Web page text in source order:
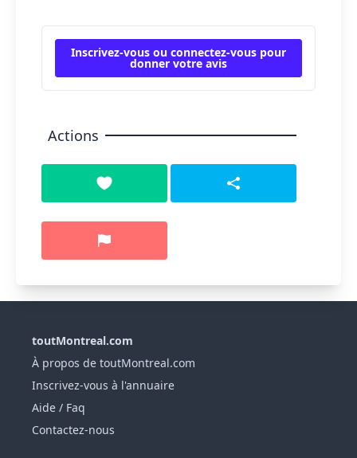
Inscrivez-vous ou connectez-vous pour
donner votre avis
Actions
toutMontreal.com
À propos de toutMontreal.com
Inscrivez-vous à l'annuaire
Aide / Faq
Contactez-nous